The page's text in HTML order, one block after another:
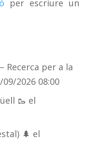
ixper escriure un
Recerca per a la
09/2026 08:00
🥾 el
🌲 el